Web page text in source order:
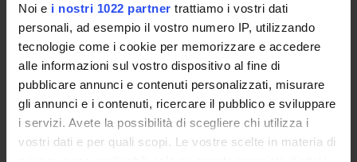
Noi e i nostri 1022 partner trattiamo i vostri dati
personali, ad esempio il vostro numero IP, utilizzando
tecnologie come i cookie per memorizzare e accedere
alle informazioni sul vostro dispositivo al fine di
pubblicare annunci e contenuti personalizzati, misurare
gli annunci e i contenuti, ricercare il pubblico e sviluppare
i servizi. Avete la possibilità di scegliere chi utilizza i
vostri dati e per quali scopi. Le vostre scelte in materia di
GOVERNANCE
COMMITTEES
DEPARTMENT ADMINISTRATION OFFICES
STUDENT ADMINISTRATION OFFICES